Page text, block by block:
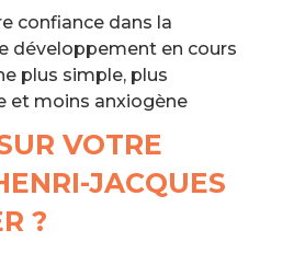
confiance dans la
développement en cours
plus simple, plus
et moins anxiogène
VOTRE
JACQUES
?